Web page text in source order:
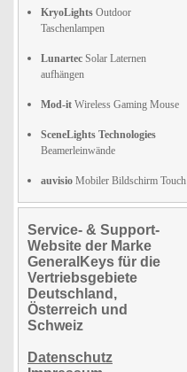
KryoLights Outdoor
Taschenlampen
Lunartec Solar Laternen
aufhängen
Mod-it Wireless Gaming Mouse
SceneLights Technologies
Beamerleinwände
auvisio Mobiler Bildschirm Touch
Service- & Support-
Website der Marke
GeneralKeys für die
Vertriebsgebiete
Deutschland,
Österreich und
Schweiz
Datenschutz